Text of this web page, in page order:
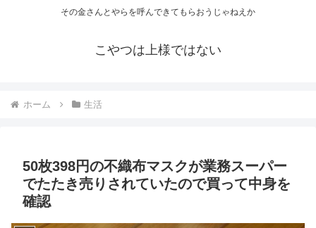
その金さんとやらを呼んできてもらおうじゃねえか
こやつは上様ではない
ホーム 生活
50枚398円の不織布マスクが業務スーパー
でたたき売りされていたので買って中身を
確認